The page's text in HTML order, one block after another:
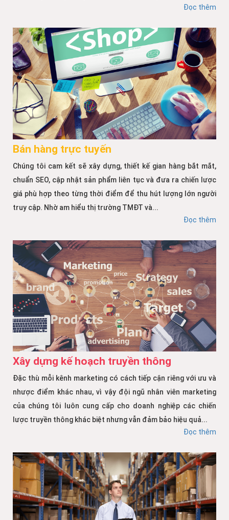
Đọc thêm
Bán hàng trực tuyến
Chúng tôi cam kết sẽ xây dựng, thiết kế gian hàng bắt mắt,
chuẩn SEO, cập nhật sản phẩm liên tục và đưa ra chiến lược
giá phù hợp theo từng thời điểm để thu hút lượng lớn người
truy cập. Nhờ am hiểu thị trường TMĐT và...
Đọc thêm
Xây dựng kế hoạch truyền thông
Đặc thù mỗi kênh marketing có cách tiếp cận riêng với ưu và
nhược điểm khác nhau, vì vậy đội ngũ nhân viên marketing
của chúng tôi luôn cung cấp cho doanh nghiệp các chiến
lược truyền thông khác biệt nhưng vẫn đảm bảo hiệu quả...
Đọc thêm